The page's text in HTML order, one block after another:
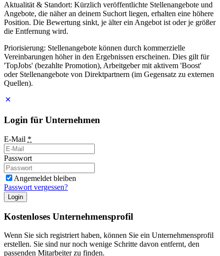
Aktualität & Standort: Kürzlich veröffentlichte Stellenangebote und
Angebote, die näher an deinem Suchort liegen, erhalten eine höhere
Position. Die Bewertung sinkt, je älter ein Angebot ist oder je größer
die Entfernung wird.
Priorisierung: Stellenangebote können durch kommerzielle
Vereinbarungen höher in den Ergebnissen erscheinen. Dies gilt für
'TopJobs' (bezahlte Promotion), Arbeitgeber mit aktivem 'Boost'
oder Stellenangebote von Direktpartnern (im Gegensatz zu externen
Quellen).
Login für Unternehmen
E-Mail *
Passwort
Angemeldet bleiben
Passwort vergessen?
Login
Kostenloses Unternehmensprofil
Wenn Sie sich registriert haben, können Sie ein Unternehmensprofil
erstellen. Sie sind nur noch wenige Schritte davon entfernt, den
passenden Mitarbeiter zu finden.